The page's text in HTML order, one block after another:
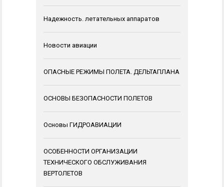
Надежность. летательных аппаратов
Новости авиации
ОПАСНЫЕ РЕЖИМЫ ПОЛЕТА. ДЕЛЬТАПЛАНА
ОСНОВЫ БЕЗОПАСНОСТИ ПОЛЕТОВ
Основы ГИДРОАВИАЦИИ
ОСОБЕННОСТИ ОРГАНИЗАЦИИ
ТЕХНИЧЕСКОГО ОБСЛУЖИВАНИЯ
ВЕРТОЛЕТОВ